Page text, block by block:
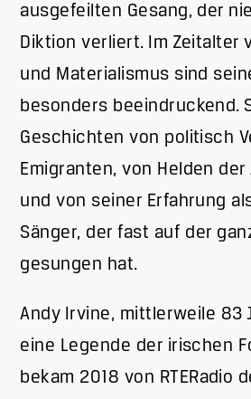
ausgefeilten Gesang, der
Diktion verliert. Im Zeitalter
und Materialismus sind
besonders beeindruckend.
Geschichten von politisch
Emigranten, von Helden
und von seiner Erfahrung
Sänger, der fast auf der
gesungen hat.
Andy Irvine, mittlerweile 83
eine Legende der irischen
bekam 2018 von RTERadio